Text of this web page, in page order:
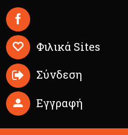
Φιλικά Sites
Σύνδεση
Εγγραφή